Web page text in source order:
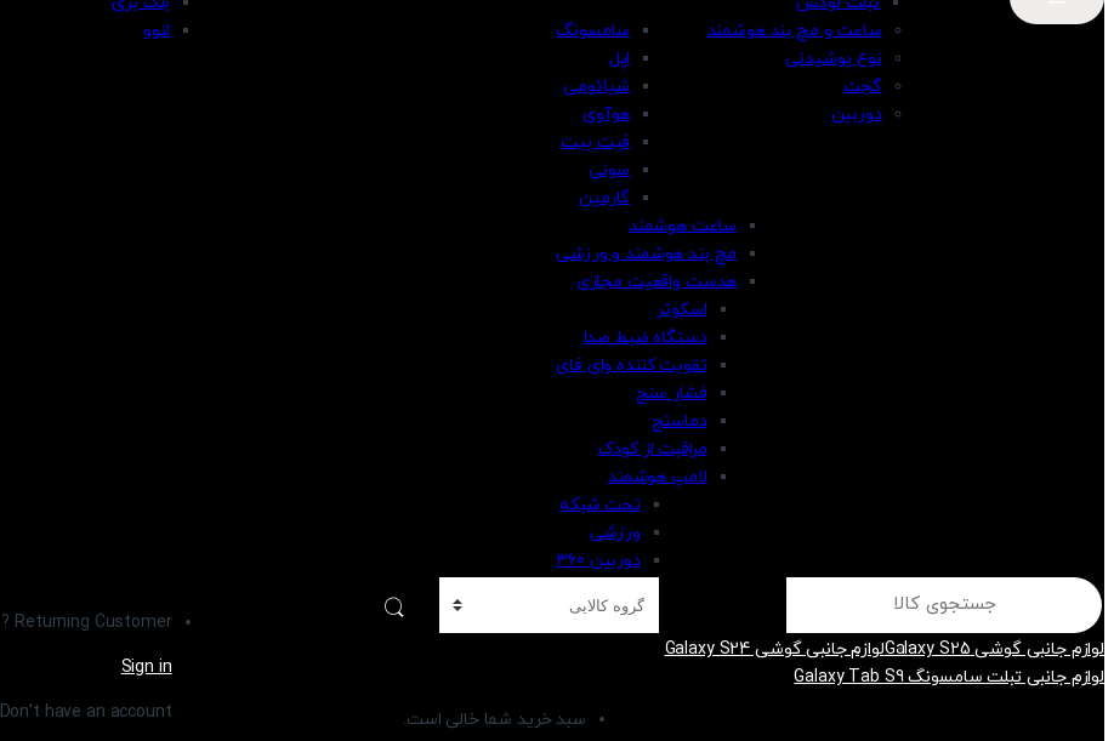
لنوو
ساعت و مچ بند هوشمند
سامسونگ
اپل
شیائومی
هوآوی
فیت بیت
سونی
گارمین
نوع پوشیدنی
ساعت هوشمند
مچ بند هوشمند و ورزشی
هدست واقعیت مجازی
گجت
اسکوتر
دستگاه ضبط صدا
تقویت کننده وای فای
فشار سنج
دماسنج
مراقبت از کودک
لامپ هوشمند
دوربین
تحت شبکه
ورزشی
دوربین 360
Search
for:
Returning Customer ?
Sign in
Don't have an account ?
سبد خرید شما خالی است.
لوازم جانبی گوشی Galaxy S25
لوازم جانبی گوشی Galaxy S24
لوازم جانبی تبلت سامسونگ Galaxy Tab S9